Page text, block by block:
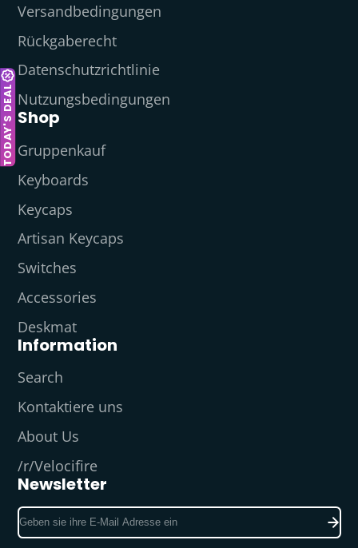
TODAY'S DEAL
Versandbedingungen
Rückgaberecht
Datenschutzrichtlinie
Nutzungsbedingungen
Shop
Gruppenkauf
Keyboards
Keycaps
Artisan Keycaps
Switches
Accessories
Deskmat
Information
Search
Kontaktiere uns
About Us
/r/Velocifire
Newsletter
Geben
sie